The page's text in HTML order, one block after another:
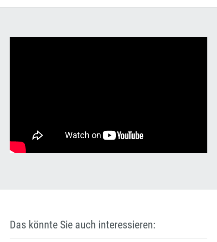
Das könnte Sie auch interessieren: